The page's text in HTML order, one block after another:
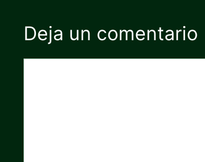
Deja un comentario